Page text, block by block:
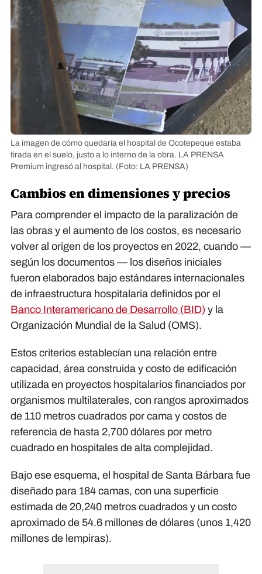
La imagen de cómo quedaría el hospital de Ocotepeque estaba
tirada en el suelo, justo a lo interno de la obra. LA PRENSA
Premium ingresó al hospital. (Foto: LA PRENSA)
Cambios en dimensiones y precios
Para comprender el impacto de la paralización de
las obras y el aumento de los costos, es necesario
volver al origen de los proyectos en 2022, cuando —
según los documentos — los diseños iniciales
fueron elaborados bajo estándares internacionales
de infraestructura hospitalaria definidos por el
Banco Interamericano de Desarrollo (BID) y la
Organización Mundial de la Salud (OMS).
Estos criterios establecían una relación entre
capacidad, área construida y costo de edificación
utilizada en proyectos hospitalarios financiados por
organismos multilaterales, con rangos aproximados
de 110 metros cuadrados por cama y costos de
referencia de hasta 2,700 dólares por metro
cuadrado en hospitales de alta complejidad.
Bajo ese esquema, el hospital de Santa Bárbara fue
diseñado para 184 camas, con una superficie
estimada de 20,240 metros cuadrados y un costo
aproximado de 54.6 millones de dólares (unos 1,420
millones de lempiras).